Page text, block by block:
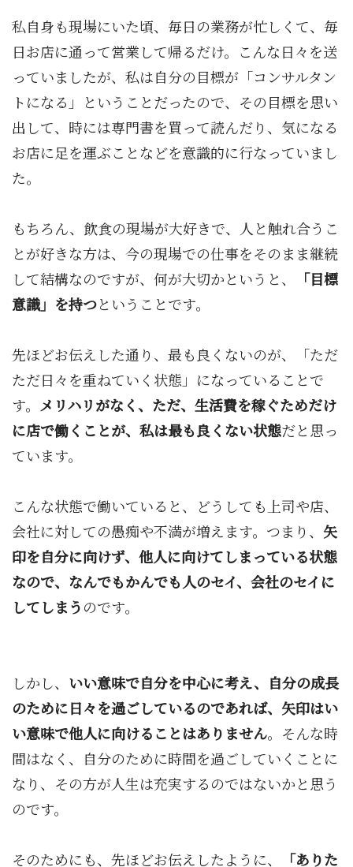
私自身も現場にいた頃、毎日の業務が忙しくて、毎
日お店に通って営業して帰るだけ。こんな日々を送
っていましたが、私は自分の目標が「コンサルタン
トになる」ということだったので、その目標を思い
出して、時には専門書を買って読んだり、気になる
お店に足を運ぶことなどを意識的に行なっていまし
た。
もちろん、飲食の現場が大好きで、人と触れ合うこ
とが好きな方は、今の現場での仕事をそのまま継続
して結構なのですが、何が大切かというと、
「目標
意識」を持つということです。
先ほどお伝えした通り、最も良くないのが、「ただ
ただ日々を重ねていく状態」になっていることで
す。 メリハリがなく、ただ、生活費を稼ぐためだけ
に店で働くことが、私は最も良くない状態だと思っ
ています。
こんな状態で働いていると、どうしても上司や店、
会社に対しての愚痴や不満が増えます。つまり、 矢
印を自分に向けず、他人に向けてしまっている状態
なので、なんでもかんでも人のセイ、会社のセイに
してしまうのです。
しかし、 いい意味で自分を中心に考え、自分の成長
のために日々を過ごしているのであれば、矢印はい
い意味で他人に向けることはありません。そんな時
間はなく、自分のために時間を過ごしていくことに
なり、その方が人生は充実するのではないかと思う
のです。
そのためにも、先ほどお伝えしたように、 「ありた